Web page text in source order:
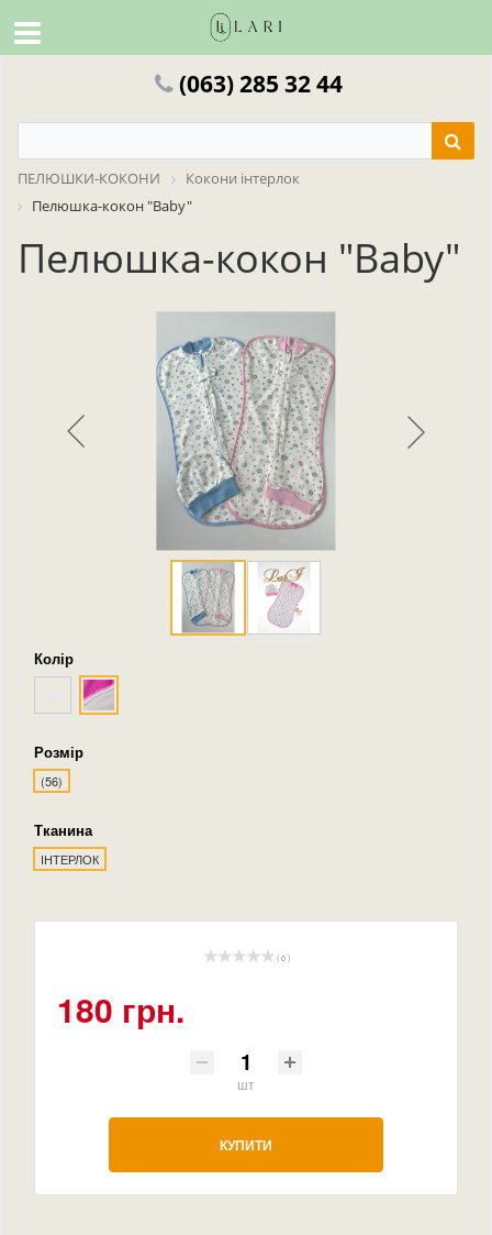
(063) 285 32 44
ПЕЛЮШКИ-КОКОНИ
Кокони інтерлок
Пелюшка-кокон "Baby"
Пелюшка-кокон "Baby"
Колір
Розмір
(56)
Тканина
ІНТЕРЛОК
( 0 )
180 грн.
шт
КУПИТИ